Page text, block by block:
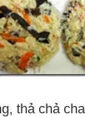
thả chả